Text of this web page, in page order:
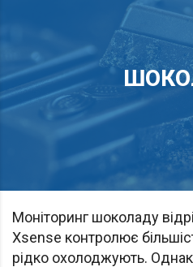
Моніторинг шоколаду
Xsense контролює
рідко охолоджують.